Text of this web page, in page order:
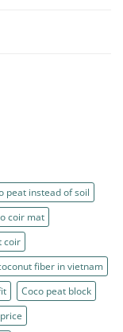
peat instead of soil
coir mat
coir
fiber in vietnam
Coco peat block